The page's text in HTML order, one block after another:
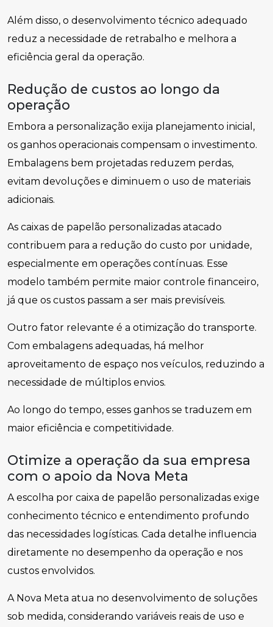
Além disso, o desenvolvimento técnico adequado
reduz a necessidade de retrabalho e melhora a
eficiência geral da operação.
Redução de custos ao longo da
operação
Embora a personalização exija planejamento inicial,
os ganhos operacionais compensam o investimento.
Embalagens bem projetadas reduzem perdas,
evitam devoluções e diminuem o uso de materiais
adicionais.
As caixas de papelão personalizadas atacado
contribuem para a redução do custo por unidade,
especialmente em operações contínuas. Esse
modelo também permite maior controle financeiro,
já que os custos passam a ser mais previsíveis.
Outro fator relevante é a otimização do transporte.
Com embalagens adequadas, há melhor
aproveitamento de espaço nos veículos, reduzindo a
necessidade de múltiplos envios.
Ao longo do tempo, esses ganhos se traduzem em
maior eficiência e competitividade.
Otimize a operação da sua empresa
com o apoio da Nova Meta
A escolha por caixa de papelão personalizadas exige
conhecimento técnico e entendimento profundo
das necessidades logísticas. Cada detalhe influencia
diretamente no desempenho da operação e nos
custos envolvidos.
A Nova Meta atua no desenvolvimento de soluções
sob medida, considerando variáveis reais de uso e